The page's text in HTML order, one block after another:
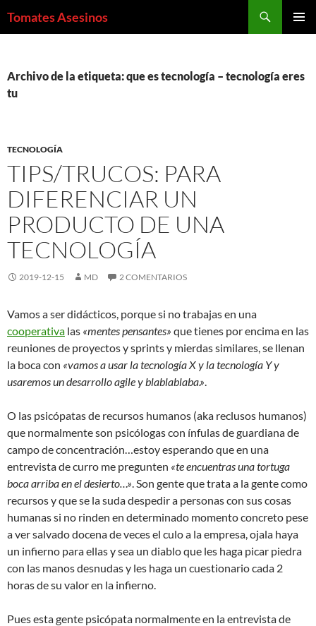
Tomates Asesinos
Archivo de la etiqueta: que es tecnología – tecnología eres
tu
TECNOLOGÍA
TIPS/TRUCOS: PARA
DIFERENCIAR UN
PRODUCTO DE UNA
TECNOLOGÍA
2019-12-15 MD 2 COMENTARIOS
Vamos a ser didácticos, porque si no trabajas en una
cooperativa las «mentes pensantes» que tienes por encima en las
reuniones de proyectos y sprints y mierdas similares, se llenan
la boca con «vamos a usar la tecnología X y la tecnología Y y
usaremos un desarrollo agile y blablablaba.».
O las psicópatas de recursos humanos (aka reclusos humanos)
que normalmente son psicólogas con ínfulas de guardiana de
campo de concentración…estoy esperando que en una
entrevista de curro me pregunten «te encuentras una tortuga
boca arriba en el desierto…». Son gente que trata a la gente como
recursos y que se la suda despedir a personas con sus cosas
humanas si no rinden en determinado momento concreto pese
a ver salvado docena de veces el culo a la empresa, ojala haya
un infierno para ellas y sea un diablo que les haga picar piedra
con las manos desnudas y les haga un cuestionario cada 2
horas de su valor en la infierno.
Pues esta gente psicópata normalmente en la entrevista de